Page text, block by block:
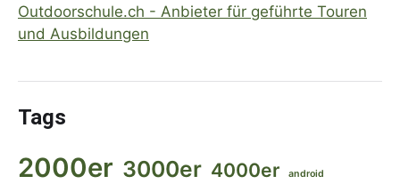
Outdoorschule.ch - Anbieter für geführte Touren
und Ausbildungen
Tags
2000er 3000er 4000er
android